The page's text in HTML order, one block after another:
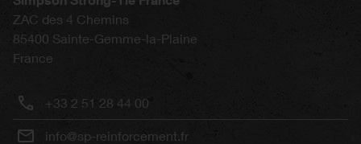
ZAC des 4 Chemins
85400 Sainte-Gemme-la-Plaine
France
+33 2 51 28 44 00
info@sp-reinforcement.fr